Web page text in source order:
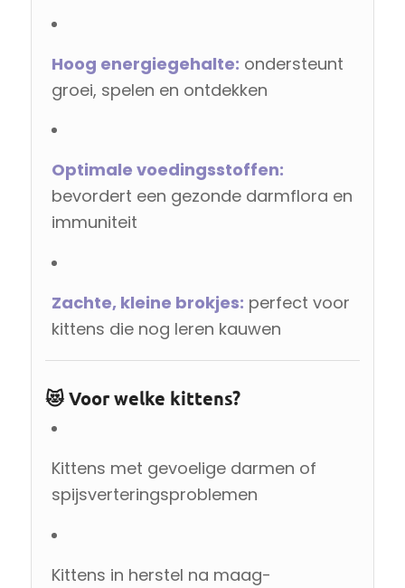
Hoog energiegehalte: ondersteunt
groei, spelen en ontdekken
Optimale voedingsstoffen:
bevordert een gezonde darmflora en
immuniteit
Zachte, kleine brokjes: perfect voor
kittens die nog leren kauwen
😻 Voor welke kittens?
Kittens met gevoelige darmen of
spijsverteringsproblemen
Kittens in herstel na maag-